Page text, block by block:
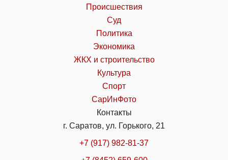
Происшествия
Суд
Политика
Экономика
ЖКХ и строительство
Культура
Спорт
СарИнФото
Контакты
г. Саратов, ул. Горького, 21
+7 (917) 982-81-37